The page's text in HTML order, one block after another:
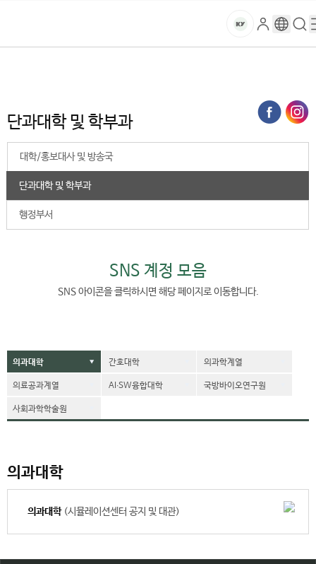
건
대
학
교
마
로
그
구
글
검
색
메
뉴
로
단과대학 및 학부과
대학/홍보대사 및 방송국
단과대학 및 학부과
행정부서
SNS 계정 모음
SNS 아이콘을 클릭하시면 해당 페이지로 이동합니다.
의과대학 ▼ 간호대학 의과학계열
의료공과계열 AI∙SW융합대학 국방바이오연구원
사회과학학술원
의과대학
의과대학 (시뮬레이션센터 공지 및 대관)